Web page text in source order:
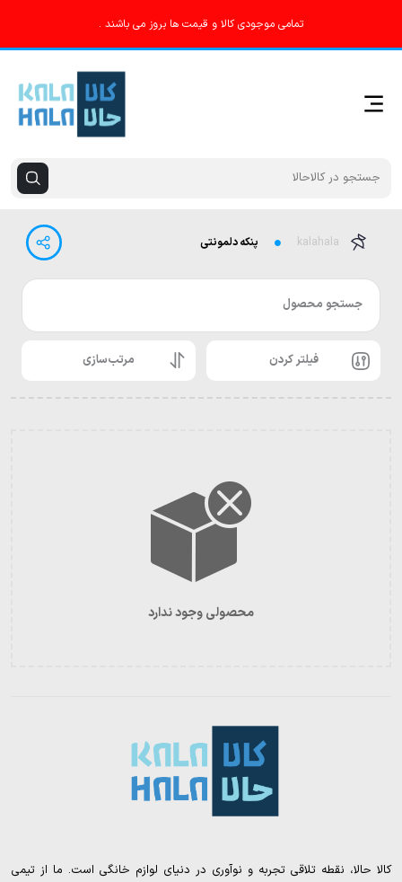
تمامی موجودی کالا و قیمت ها بروز می باشند .
kalahala پنکه دلمونتی
جستجو محصول
فیلتر کردن مرتب‌سازی
محصولی وجود ندارد
کالا حالا، نقطه تلاقی تجربه و نوآوری در دنیای لوازم خانگی است. ما از تیمی